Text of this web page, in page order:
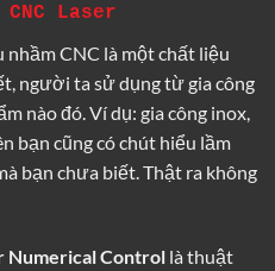
Laser
nhầm CNC là một chất liệu
người ta sử dụng từ gia công
nào đó. Ví dụ: gia công inox,
bạn cũng có chút hiểu lầm
bạn chưa biết. Thật ra không
Numerical Control là thuật